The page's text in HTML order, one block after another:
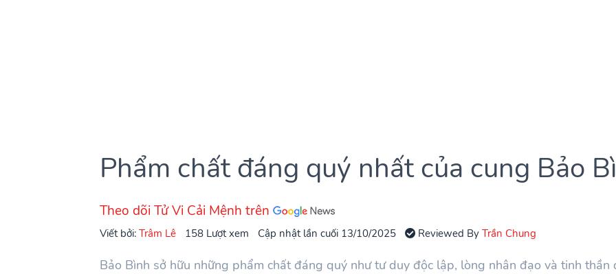
Phẩm chất đáng quý nhất của cung Bảo
Theo dõi Tử Vi Cải Mệnh trên
Viết bởi:Trâm Lê 158 Lượt xem Cập nhật lần cuối 13/10/2025 Reviewed ByTrần Chung
Bảo Bình sở hữu những phẩm chất đáng quý như tư duy độc lập, lòng nhân đạo và tinh thần